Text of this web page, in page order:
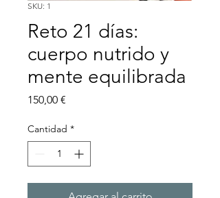
SKU: 1
Reto 21 días:
cuerpo nutrido y
mente equilibrada
150,00 €
Cantidad *